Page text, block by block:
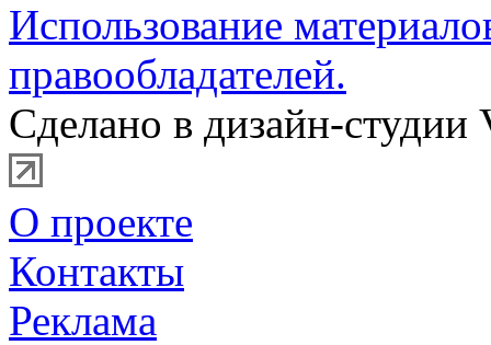
Использование
правообладателей.
Сделано в дизайн-студии
О проекте
Контакты
Реклама